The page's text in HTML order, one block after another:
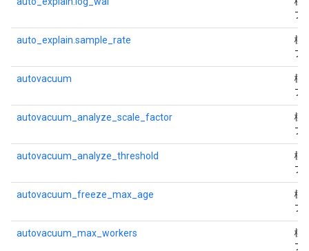
フ
auto_explain.sample_rate
標
フ
autovacuum
標
フ
autovacuum_analyze_scale_factor
標
フ
autovacuum_analyze_threshold
標
フ
autovacuum_freeze_max_age
標
フ
autovacuum_max_workers
標
フ